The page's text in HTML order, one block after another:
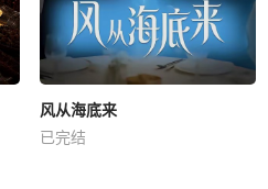
风从海底来
已完结